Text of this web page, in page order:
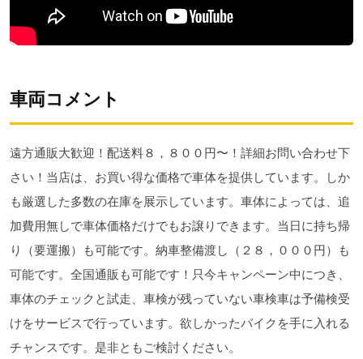
車両コメント
遠方通販大歓迎！配送料８，８００円〜！詳細お問い合わせ下
さい！当店は、お買い得な価格で車体を提供しています。しか
も厳選した多数の在庫を展示しています。車体によっては、追
加費用無しで車体価格だけでもお譲りできます。当日に持ち帰
り（要運搬）も可能です。納車整備渡し（２８，０００円）も
可能です。全国通販も可能です！只今キャンペーン中につき、
車体のチェックと試走、車検が残っていない車検車は予備検受
けをサービスで行っています。欲しかったバイクを手に入れる
チャンスです。是非ともご検討ください。